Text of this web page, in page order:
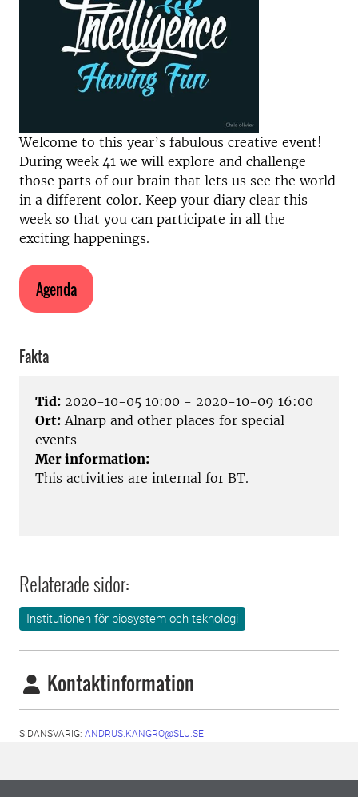
Welcome to this year’s fabulous creative event!
During week 41 we will explore and challenge
those parts of our brain that lets us see the world
in a different color. Keep your diary clear this
week so that you can participate in all the
exciting happenings.
Agenda
Fakta
Tid: 2020-10-05 10:00 - 2020-10-09 16:00
Ort: Alnarp and other places for special
events
Mer information:
This activities are internal for BT.
Relaterade sidor:
Institutionen för biosystem och teknologi
Kontaktinformation
SIDANSVARIG: ANDRUS.KANGRO@SLU.SE